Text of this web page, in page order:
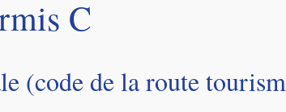
C
(code de la route